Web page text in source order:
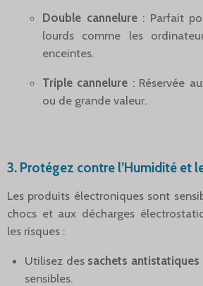
Double cannelure: Parfait
lourds comme les
enceintes.
Triple cannelure : Réservée
ou de grande valeur.
3. Protégez contre l’Humidité et
Les produits électroniques sont
chocs et aux décharges
les risques :
Utilisez des sachets antistatiques
sensibles.